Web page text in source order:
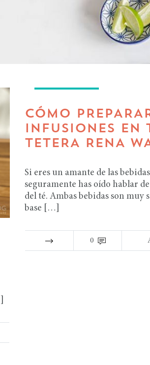
CÓMO
INFUSIONES EN
TETERA RENA
Si eres un amante de las
seguramente has oído hablar
del té. Ambas bebidas son muy
base […]
0